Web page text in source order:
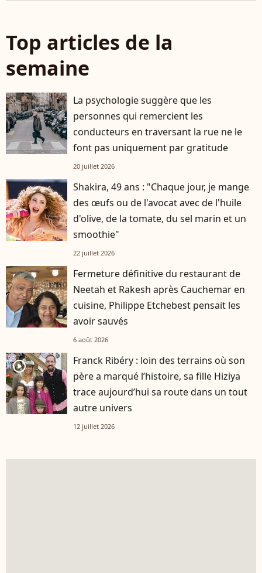
Top articles de la
semaine
La psychologie suggère que les
personnes qui remercient les
conducteurs en traversant la rue ne le
font pas uniquement par gratitude
20 juillet 2026
Shakira, 49 ans : "Chaque jour, je mange
des œufs ou de l'avocat avec de l'huile
d'olive, de la tomate, du sel marin et un
smoothie"
22 juillet 2026
Fermeture définitive du restaurant de
Neetah et Rakesh après Cauchemar en
cuisine, Philippe Etchebest pensait les
avoir sauvés
6 août 2026
player2
Franck Ribéry : loin des terrains où son
père a marqué l’histoire, sa fille Hiziya
trace aujourd’hui sa route dans un tout
autre univers
12 juillet 2026